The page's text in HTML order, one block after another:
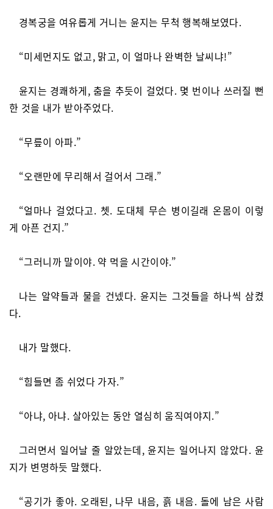
경복궁을 여유롭게 거니는 윤지는 무척 행복해보였다.
“미세먼지도 없고, 맑고, 이 얼마나 완벽한 날씨냐!”
윤지는 경쾌하게, 춤을 추듯이 걸었다. 몇 번이나 쓰러질 뻔
한 것을 내가 받아주었다.
“무릎이 아파.”
“오랜만에 무리해서 걸어서 그래.”
“얼마나 걸었다고. 쳇. 도대체 무슨 병이길래 온몸이 이렇
게 아픈 건지.”
“그러니까 말이야. 약 먹을 시간이야.”
나는 알약들과 물을 건넸다. 윤지는 그것들을 하나씩 삼켰
다.
내가 말했다.
“힘들면 좀 쉬었다 가자.”
“아냐, 아냐. 살아있는 동안 열심히 움직여야지.”
그러면서 일어날 줄 알았는데, 윤지는 일어나지 않았다. 윤
지가 변명하듯 말했다.
“공기가 좋아. 오래된, 나무 내음, 흙 내음. 돌에 남은 사람